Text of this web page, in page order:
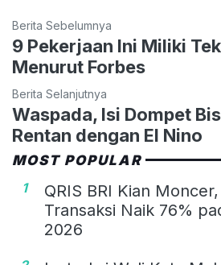
Berita Sebelumnya
9 Pekerjaan Ini Miliki
Menurut Forbes
Berita Selanjutnya
Waspada, Isi Dompet
Rentan dengan El Nino
MOST POPULAR
1
QRIS BRI Kian
Transaksi Naik 76%
2026